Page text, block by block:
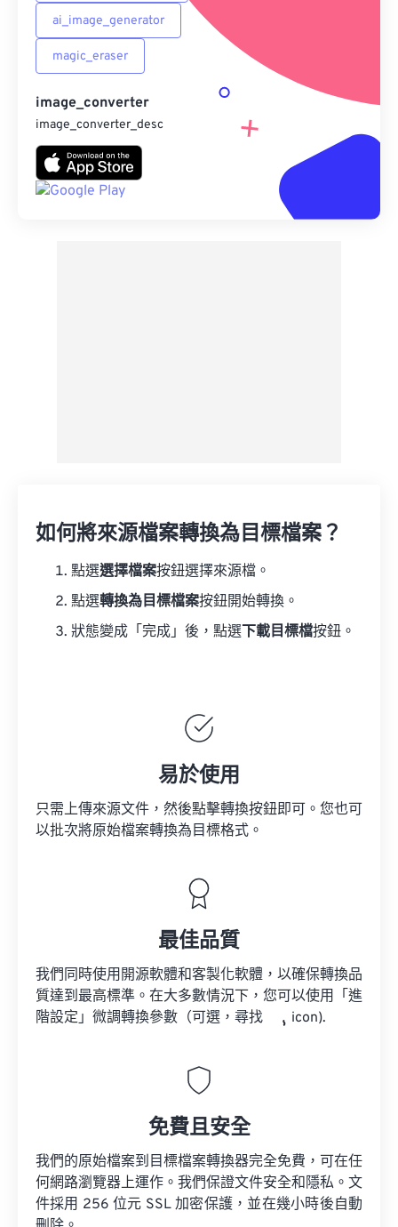
ai_image_generator
magic_eraser
image_converter
image_converter_desc
如何將來源檔案轉換為目標檔案？
點選選擇檔案按鈕選擇來源檔。
點選轉換為目標檔案按鈕開始轉換。
狀態變成「完成」後，點選 下載目標檔按鈕。
易於使用
只需上傳來源文件，然後點擊轉換按鈕即可。您也可
以批次將原始檔案轉換為目標格式。
最佳品質
我們同時使用開源軟體和客製化軟體，以確保轉換品
質達到最高標準。在大多數情況下，您可以使用「進
階設定」微調轉換參數（可選，尋找
icon).
免費且安全
我們的原始檔案到目標檔案轉換器完全免費，可在任
何網路瀏覽器上運作。我們保證文件安全和隱私。文
件採用 256 位元 SSL 加密保護，並在幾小時後自動